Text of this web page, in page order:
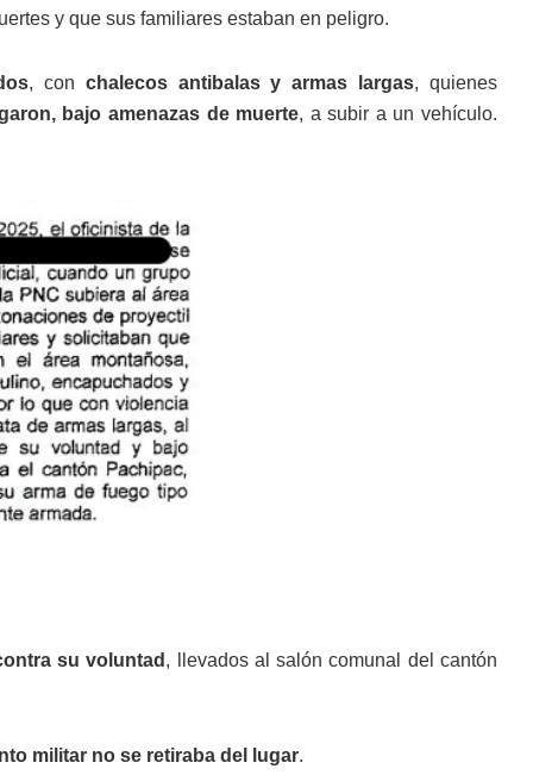
y que sus familiares estaban en peligro.
, con chalecos antibalas y armas largas, quienes
bajo amenazas de muerte, a subir a un vehículo.
su voluntad , llevados al salón comunal del cantón
militar no se retiraba del lugar.